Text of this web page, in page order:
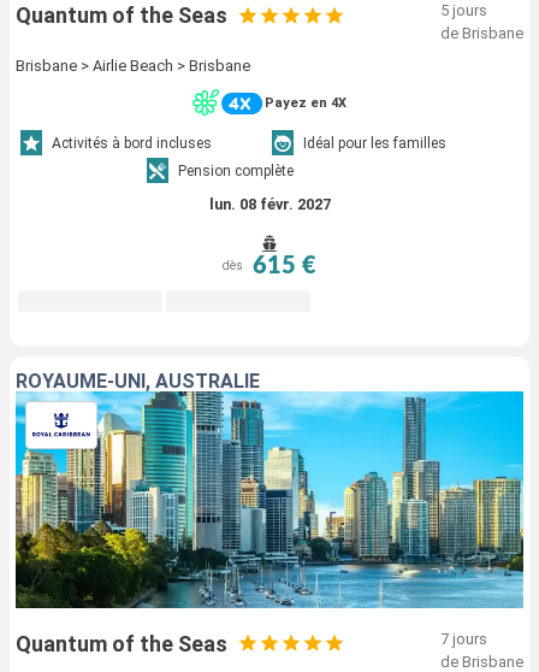
Quantum of the Seas
5 jours
de Brisbane
Brisbane > Airlie Beach > Brisbane
Payez en 4X
Activités à bord incluses
Idéal pour les familles
Pension complète
lun. 08 févr. 2027
dès 615 €
ROYAUME-UNI, AUSTRALIE
Quantum of the Seas
7 jours
de Brisbane